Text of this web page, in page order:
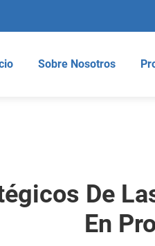
Sobre Nosotros
De
En